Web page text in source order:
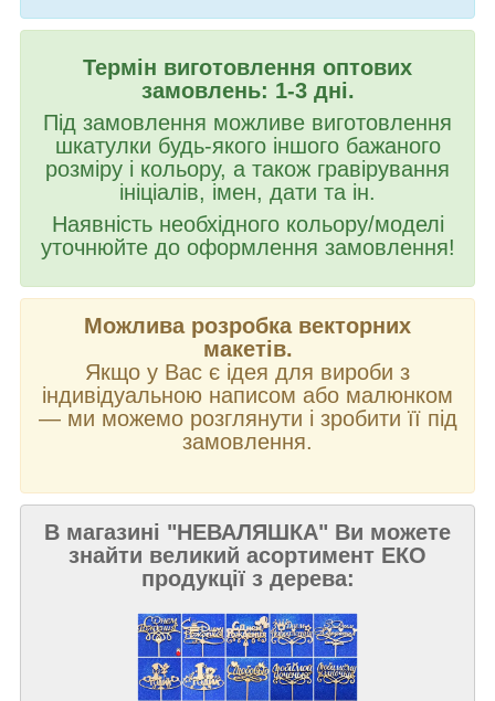
Термін виготовлення оптових
замовлень: 1-3 дні.
Під замовлення можливе виготовлення
шкатулки будь-якого іншого бажаного
розміру і кольору, а також гравірування
ініціалів, імен, дати та ін.
Наявність необхідного кольору/моделі
уточнюйте до оформлення замовлення!
Можлива розробка векторних
макетів.
Якщо у Вас є ідея для вироби з
індивідуальною написом або малюнком
—ми можемо розглянути і зробити її під
замовлення.
В магазині "НЕВАЛЯШКА" Ви можете
знайти великий асортимент ЕКО
продукції з дерева: